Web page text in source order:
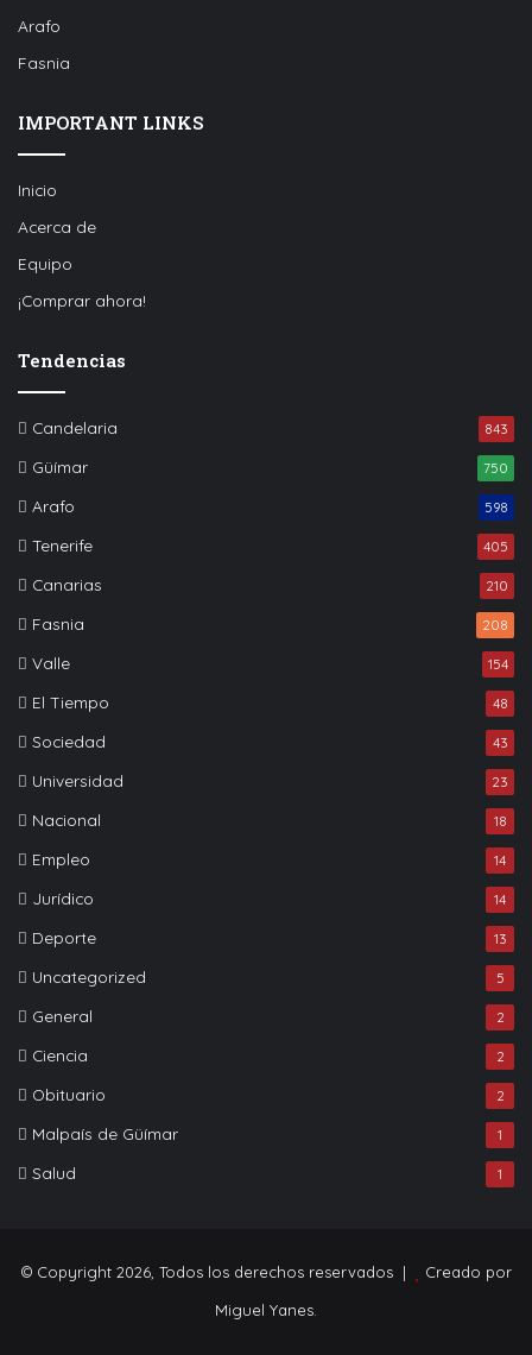
Arafo
Fasnia
IMPORTANT LINKS
Inicio
Acerca de
Equipo
¡Comprar ahora!
Tendencias
Candelaria 843
Güímar 750
Arafo 598
Tenerife 405
Canarias 210
Fasnia 208
Valle 154
El Tiempo 48
Sociedad 43
Universidad 23
Nacional 18
Empleo 14
Jurídico 14
Deporte 13
Uncategorized 5
General 2
Ciencia 2
Obituario 2
Malpaís de Güímar 1
Salud 1
© Copyright 2026, Todos los derechos reservados |
Creado por
Miguel Yanes.